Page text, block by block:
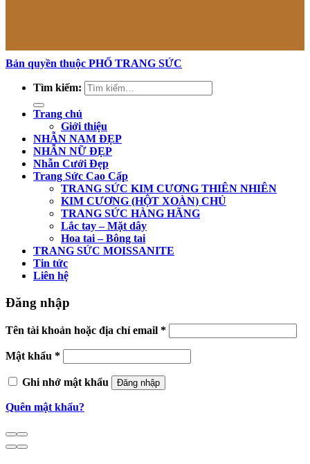
Bản quyền thuộc PHỐ TRANG SỨC
Tìm kiếm:
Trang chủ
Giới thiệu
NHẪN NAM ĐẸP
NHẪN NỮ ĐẸP
Nhẫn Cưới Đẹp
Trang Sức Cao Cấp
TRANG SỨC KIM CƯƠNG THIÊN NHIÊN
KIM CƯƠNG (HỘT XOÀN) CHỦ
TRANG SỨC HÀNG HÃNG
Lắc tay – Mặt dây
Hoa tai – Bông tai
TRANG SỨC MOISSANITE
Tin tức
Liên hệ
Đăng nhập
Tên tài khoản hoặc địa chỉ email *
Mật khẩu *
Ghi nhớ mật khẩu Đăng nhập
Quên mật khẩu?